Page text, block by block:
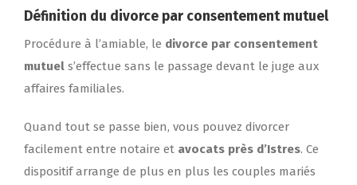
Définition du divorce par consentement mutuel
Procédure à l’amiable, le divorce par consentement
mutuel s’effectue sans le passage devant le juge aux
affaires familiales.
Quand tout se passe bien, vous pouvez divorcer
facilement entre notaire et avocats près d’Istres. Ce
dispositif arrange de plus en plus les couples mariés